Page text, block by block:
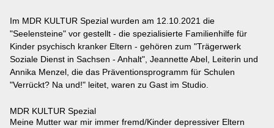
Im MDR KULTUR Spezial wurden am 12.10.2021 die
"Seelensteine" vor gestellt - die spezialisierte Familienhilfe für
Kinder psychisch kranker Eltern - gehören zum "Trägerwerk
Soziale Dienst in Sachsen - Anhalt", Jeannette Abel, Leiterin und
Annika Menzel, die das Präventionsprogramm für Schulen
"Verrückt? Na und!" leitet, waren zu Gast im Studio.
MDR KULTUR Spezial
Meine Mutter war mir immer fremd/Kinder depressiver Eltern